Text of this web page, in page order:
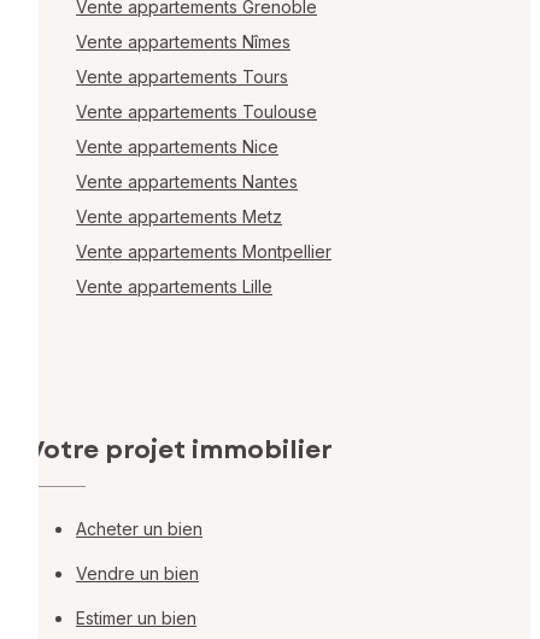
Vente appartements Grenoble
Vente appartements Nîmes
Vente appartements Tours
Vente appartements Toulouse
Vente appartements Nice
Vente appartements Nantes
Vente appartements Metz
Vente appartements Montpellier
Vente appartements Lille
Votre projet immobilier
Acheter un bien
Vendre un bien
Estimer un bien